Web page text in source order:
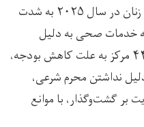
گزارش اشاره کرده که نتایج سلامت زنان در سال ۲۰۲۵ به شدت
خدمات صحی به دلیل
تعطیلی یا توقف فعالیت بیش از ۴۴۰ مرکز به علت کاهش بودجه،
نداشتن محرم شرعی،
گشت‌وگذار، با موانع